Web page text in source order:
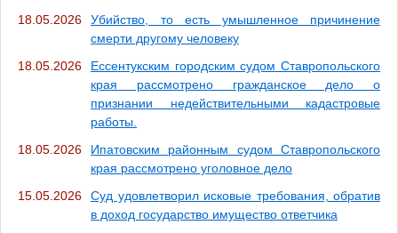
18.05.2026
Убийство, то есть умышленное причинение
смерти другому человеку
18.05.2026
Ессентукским городским судом Ставропольского
края рассмотрено гражданское дело о
признании недействительными кадастровые
работы.
18.05.2026
Ипатовским районным судом Ставропольского
края рассмотрено уголовное дело
15.05.2026
Суд удовлетворил исковые требования, обратив
в доход государство имущество ответчика